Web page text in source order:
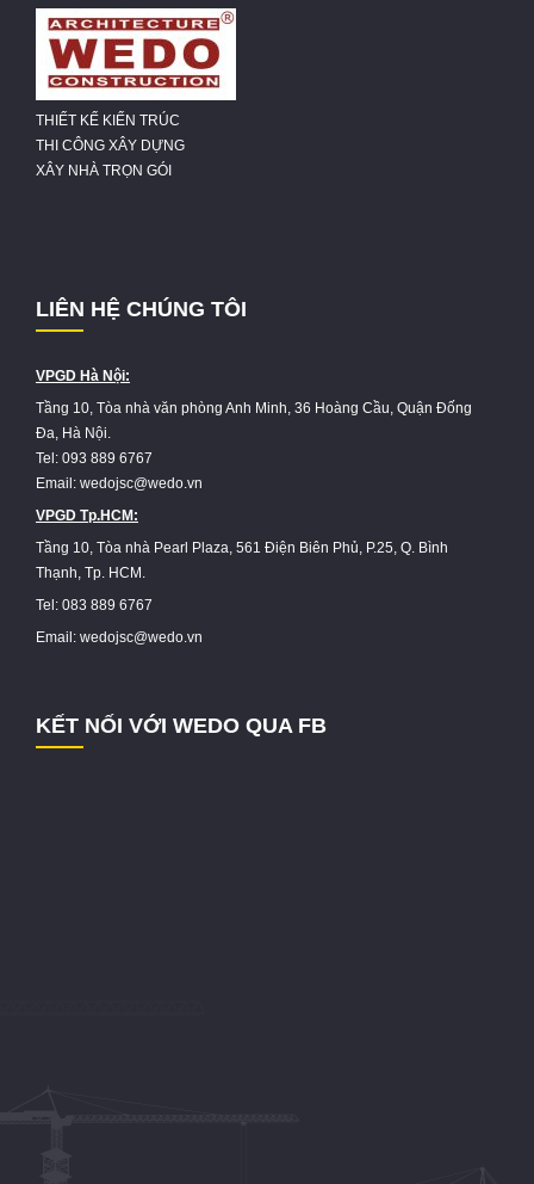
THIẾT KẾ KIẾN TRÚC
THI CÔNG XÂY DỰNG
XÂY NHÀ TRỌN GÓI
LIÊN HỆ CHÚNG TÔI
VPGD Hà Nội:
Tầng 10, Tòa nhà văn phòng Anh Minh, 36 Hoàng Cầu, Quận Đống
Đa, Hà Nội.
Tel: 093 889 6767
Email: wedojsc@wedo.vn
VPGD Tp.HCM:
Tầng 10, Tòa nhà Pearl Plaza, 561 Điện Biên Phủ, P.25, Q. Bình
Thạnh, Tp. HCM.
Tel: 083 889 6767
Email: wedojsc@wedo.vn
KẾT NỐI VỚI WEDO QUA FB